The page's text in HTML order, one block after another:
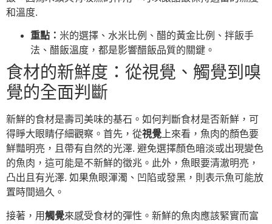
和溫度.
重點： 米的選擇、水米比例、醋的黃金比例、拌飯手
法、醋飯溫度，都是影響醋飯品質的關鍵。
食材的新鮮度：從視覺、觸覺到嗅
覺的全面判斷
新鮮的食材是壽司美味的基石。如何判斷食材是否新鮮，可
得睜大眼睛仔細觀察。首先，從視覺 上來看，魚肉的顏色要
鮮豔明亮，且帶有自然的光澤. 避免選擇顏色暗淡或出現變色
的魚肉，這可能是不新鮮的徵兆。此外，魚眼要清澈明亮，
凸出且有光澤. 如果魚眼渾濁、凹陷或發黑，則表示魚可能放
置時間過久。
接著，用觸覺來感受食材的彈性。新鮮的魚肉應該緊實而富